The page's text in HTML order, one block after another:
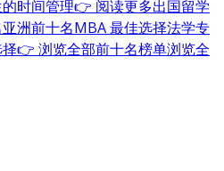
时间管理👉 阅读更多出国留学
亚洲前十名MBA 最佳选择法学专
👉 浏览全部前十名榜单浏览全